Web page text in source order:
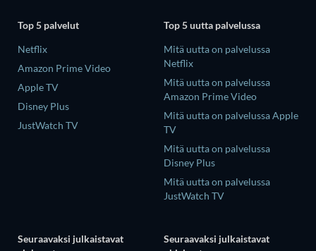
Top 5 palvelut
Netflix
Amazon Prime Video
Apple TV
Disney Plus
JustWatch TV
Top 5 uutta palvelussa
Mitä uutta on palvelussa
Netflix
Mitä uutta on palvelussa
Amazon Prime Video
Mitä uutta on palvelussa Apple
TV
Mitä uutta on palvelussa
Disney Plus
Mitä uutta on palvelussa
JustWatch TV
Seuraavaksi julkaistavat
Seuraavaksi julkaistavat